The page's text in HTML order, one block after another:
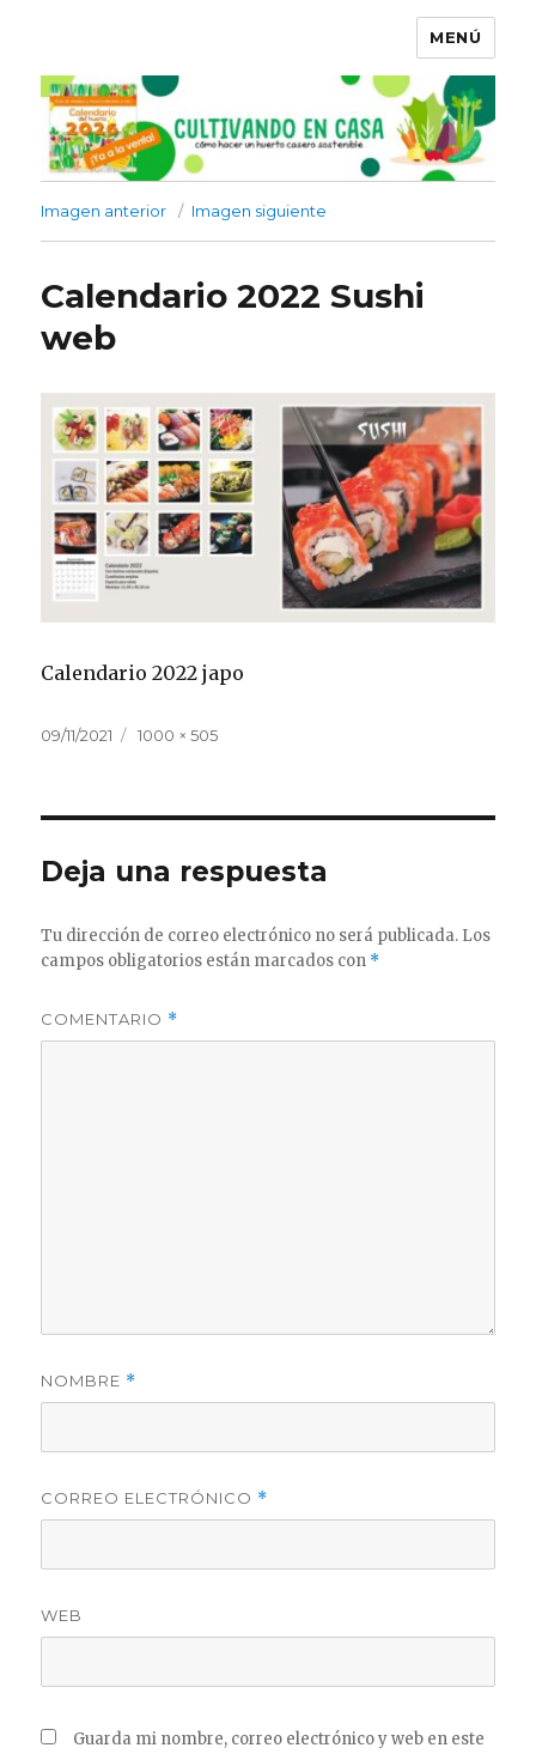
MENÚ
Imagen anterior Imagen siguiente
Calendario 2022 Sushi
web
Calendario 2022 japo
Publicado
09/11/2021
Tamaño
1000 × 505
Deja una respuesta
Tu dirección de correo electrónico no será publicada. Los
campos obligatorios están marcados con *
COMENTARIO *
NOMBRE *
CORREO ELECTRÓNICO *
WEB
Guarda mi nombre, correo electrónico y web en este